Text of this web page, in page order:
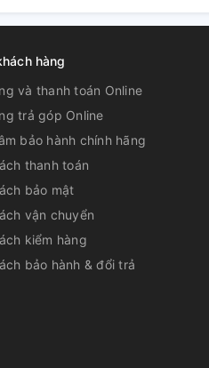
hàng
và thanh toán Online
trả góp Online
bảo hành chính hãng
thanh toán
bảo mật
vận chuyển
kiểm hàng
bảo hành & đổi trả